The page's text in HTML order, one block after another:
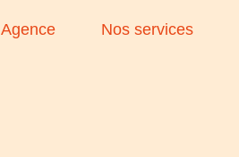
Agence Nos services